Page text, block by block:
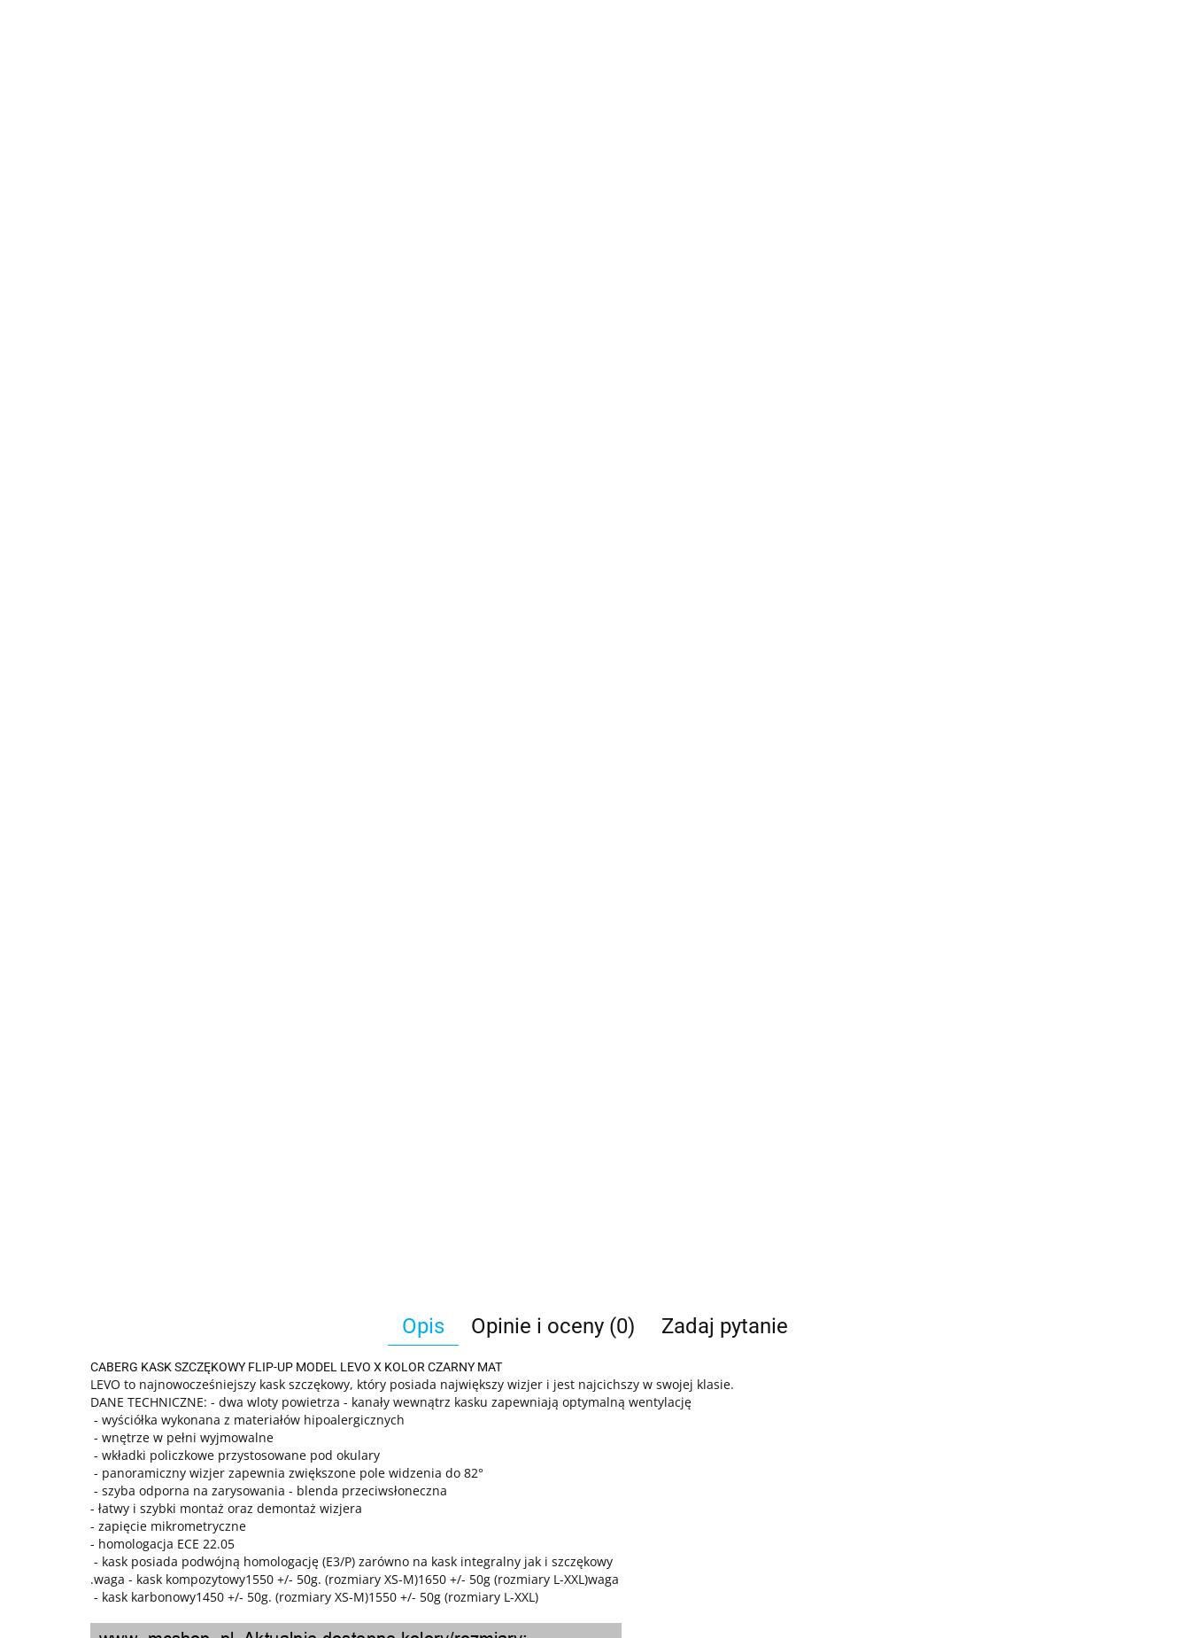
Opis Opinie i oceny (0) Zadaj pytanie
CABERG KASK SZCZĘKOWY FLIP-UP MODEL LEVO X KOLOR CZARNY MAT
LEVO to najnowocześniejszy kask szczękowy, który posiada największy wizjer i jest najcichszy w swojej klasie.
DANE TECHNICZNE: - dwa wloty powietrza - kanały wewnątrz kasku zapewniają optymalną wentylację
- wyściółka wykonana z materiałów hipoalergicznych
- wnętrze w pełni wyjmowalne
- wkładki policzkowe przystosowane pod okulary
- panoramiczny wizjer zapewnia zwiększone pole widzenia do 82°
- szyba odporna na zarysowania - blenda przeciwsłoneczna
- łatwy i szybki montaż oraz demontaż wizjera
- zapięcie mikrometryczne
- homologacja ECE 22.05
- kask posiada podwójną homologację (E3/P) zarówno na kask integralny jak i szczękowy
.waga - kask kompozytowy1550 +/- 50g. (rozmiary XS-M)1650 +/- 50g (rozmiary L-XXL)waga
- kask karbonowy1450 +/- 50g. (rozmiary XS-M)1550 +/- 50g (rozmiary L-XXL)